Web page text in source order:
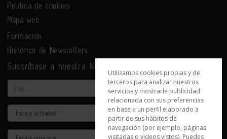
Política de cookies
Mapa web
Formación
Histórico de Newsletters
Suscríbase a nuestra Newsletter
Email
Actividad
Provincia
Utilizamos cookies propias y de
terceros para analizar nuestros
servicios y mostrarle publicidad
relacionada con sus preferencias
en base a un perfil elaborado a
partir de sus hábitos de
navegación (por ejemplo, páginas
visitadas o videos vistos). Puedes